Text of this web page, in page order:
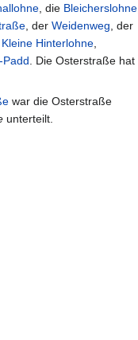
, die Bleicherslohne
, der Weidenweg , der
Kleine Hinterlohne
Padd . Die Osterstraße hat
war die Osterstraße
unterteilt.